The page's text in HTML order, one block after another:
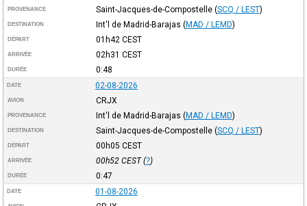
PROVENANCE Saint-Jacques-de-Compostelle (SCQ / LEST)
DESTINATION Int'l de Madrid-Barajas (MAD / LEMD)
DÉPART 01h42 CEST
ARRIVÉE 02h31 CEST
DURÉE 0:48
DATE 02-08-2026
AVION CRJX
PROVENANCE Int'l de Madrid-Barajas (MAD / LEMD)
DESTINATION Saint-Jacques-de-Compostelle (SCQ / LEST)
DÉPART 00h05 CEST
ARRIVÉE 00h52 CEST(?)
DURÉE 0:47
DATE 01-08-2026